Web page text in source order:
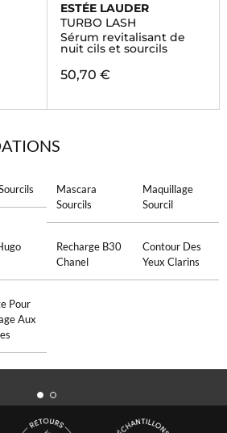
ESTÉE LAUDER
TURBO LASH
Sérum revitalisant de
nuit cils et sourcils
50,70 €
Mascara
Sourcils
Maquillage
Sourcil
Recharge B30
Chanel
Contour Des
Yeux Clarins
Pour
Aux